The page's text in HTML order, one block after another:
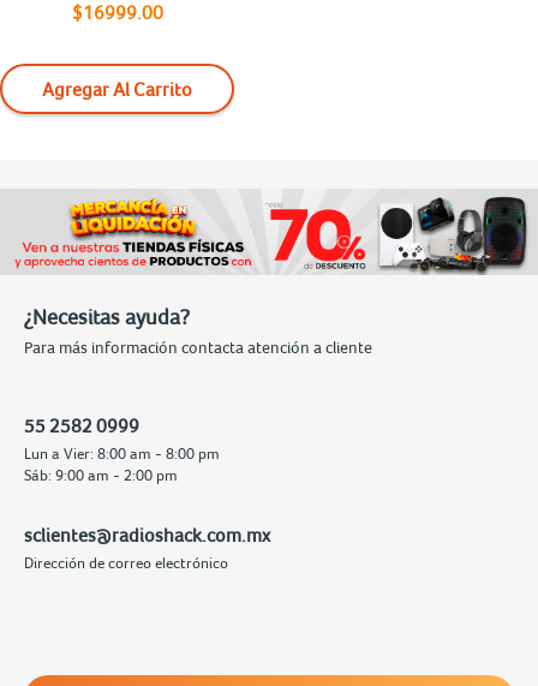
$16999.00
Agregar Al Carrito
¿Necesitas ayuda?
Para más información contacta atención a cliente
55 2582 0999
Lun a Vier: 8:00 am - 8:00 pm
Sáb: 9:00 am - 2:00 pm
sclientes@radioshack.com.mx
Dirección de correo electrónico